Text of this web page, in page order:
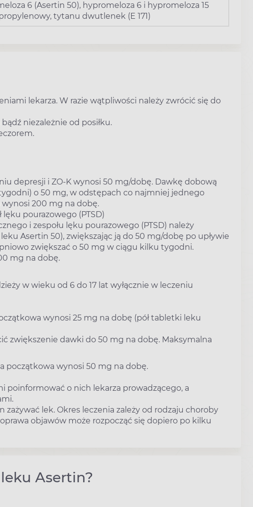
6 (Asertin 50), hypromeloza 6 i hypromeloza 15
tytanu dwutlenek (E 171)
lekarza. W razie wątpliwości należy zwrócić się do
niezależnie od posiłku.
depresji i ZO-K wynosi 50 mg/dobę. Dawkę dobową
o 50 mg, w odstępach co najmniej jednego
200 mg na dobę.
lęku pourazowego (PTSD)
i zespołu lęku pourazowego (PTSD) należy
Asertin 50), zwiększając ją do 50 mg/dobę po upływie
zwiększać o 50 mg w ciągu kilku tygodni.
mg na dobę.
w wieku od 6 do 17 lat wyłącznie w leczeniu
wynosi 25 mg na dobę (pół tabletki leku
zwiększenie dawki do 50 mg na dobę. Maksymalna
początkowa wynosi 50 mg na dobę.
o nich lekarza prowadzącego, a
lek. Okres leczenia zależy od rodzaju choroby
objawów może rozpocząć się dopiero po kilku
Asertin?